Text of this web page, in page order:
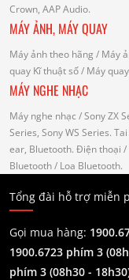
Crown, AAP Audio.
MÁY ẢNH, MÁY QUAY
Máy ảnh theo hãng / Máy
quay Kĩ thuật số/ Máy
MÁY NGHE NHẠC
Máy nghe nhạc / Sony ZX
Series, Sony WS Series.
ear, Bluetooth. Điện thoại /
Bluetooth/ Loa Bluetooth.
Tổng đài hỗ trợ miễn
Gọi mua hàng:
1900.6723 phím 3
phím 3 (08h30 -